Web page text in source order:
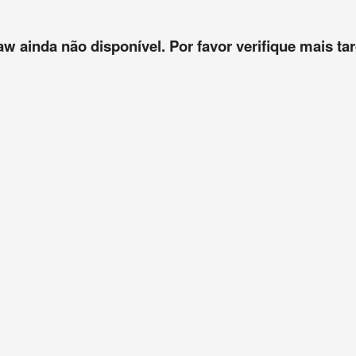
ainda não disponível. Por favor verifique mais